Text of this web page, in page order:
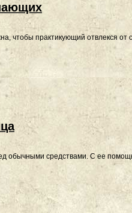
чтобы практикующий отвлекся от
обычными средствами. С ее